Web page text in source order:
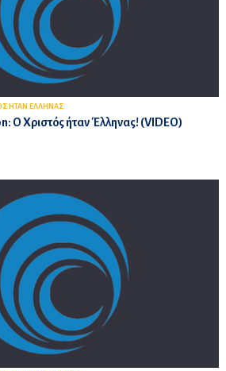
ΗΤΑΝ ΕΛΛΗΝΑΣ
Ο Χριστός ήταν Έλληνας! (VIDEO)